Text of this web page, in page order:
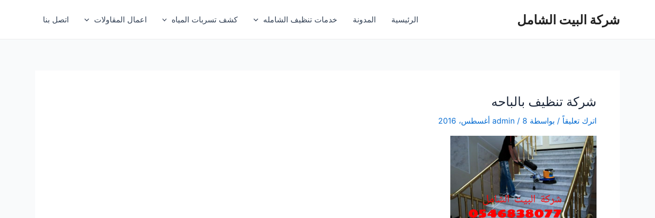
شركة البيت الشامل الرئيسية المدونة خدمات تنظيف الشامله كشف تسربات المياه اعمال المقاولات اتصل بنا
شركة تنظيف بالباحه
اترك تعليقاً / بواسطة admin / 8 أغسطس، 2016